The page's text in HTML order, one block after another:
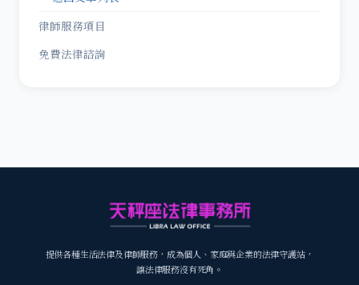
律師服務項目
免費法律諮詢
提供各種生活法律及律師服務，成為個人、家庭與企業的法律守護站，
讓法律服務沒有死角。